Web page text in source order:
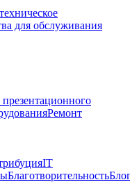
для обслуживания
Ремонт
IT
Благотворительность